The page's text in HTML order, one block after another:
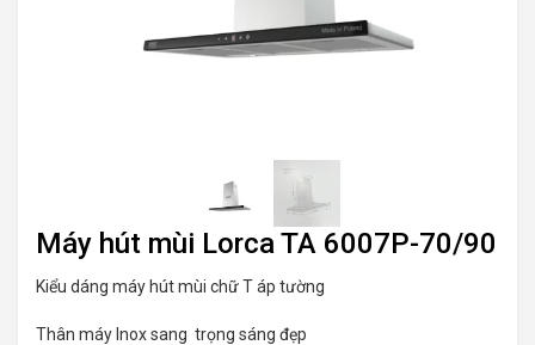
Máy hút mùi Lorca TA 6007P-70/90
Kiểu dáng máy hút mùi chữ T áp tường
Thân máy Inox sang trọng sáng đẹp